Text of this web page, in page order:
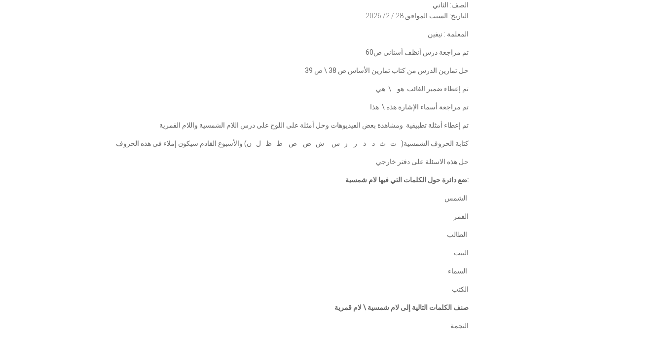
الصف: الثاني
التاريخ: السبت الموافق 28 / 2/ 2026
المعلمة : نيفين
تم مراجعة درس أنظف أسناني ص60
حل تمارين الدرس من كتاب تمارين الأساس ص 38 \ ص 39
تم إعطاء ضمير الغائب هو \ هي
تم مراجعة أسماء الإشارة هذه \ هذا
تم إعطاء أمثلة تطبيقية ومشاهدة بعض الفيديوهات وحل أمثلة على اللوح على درس اللام الشمسية واللام القمرية
كتابة الحروف الشمسية( ت ث د ذ ر ز س ش ض ص ط ظ ل ن) والأسبوع القادم سيكون إملاء في هذه الحروف
حل هذه الاسئلة على دفتر خارجي
ضع دائرة حول الكلمات التي فيها لام شمسية:
القمر
البيت
الكتب
صنف الكلمات التالية إلى لام شمسية \ لام قمرية
النجمة